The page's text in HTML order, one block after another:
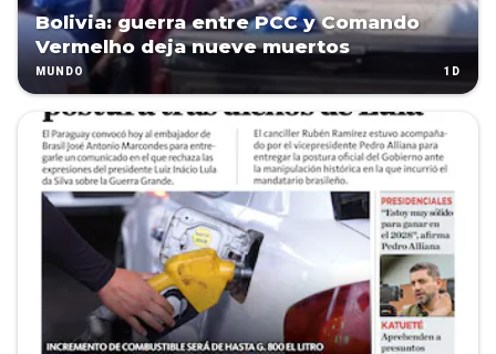
Bolivia: guerra entre PCC y Comando
Vermelho deja nueve muertos
MUNDO 1D